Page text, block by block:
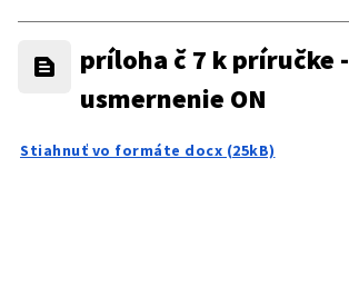
príloha č 7 k príručke -
usmernenie ON
Stiahnuť vo formáte docx (25kB)